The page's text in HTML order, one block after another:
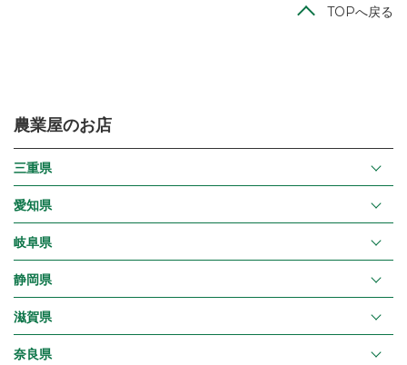
TOPへ戻る
農業屋のお店
三重県
愛知県
岐阜県
静岡県
滋賀県
奈良県